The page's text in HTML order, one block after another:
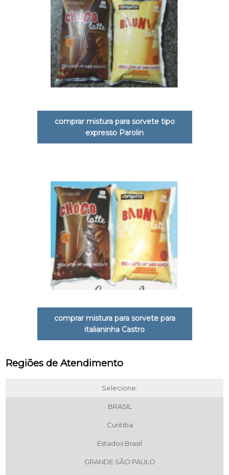
comprar mistura para sorvete tipo
expresso Parolin
comprar mistura para sorvete para
italianinha Castro
Regiões de Atendimento
Selecione:
BRASIL
Curitiba
Estados Brasil
GRANDE SÃO PAULO